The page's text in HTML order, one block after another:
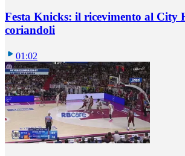
Festa Knicks: il ricevimento al City
coriandoli
01:02